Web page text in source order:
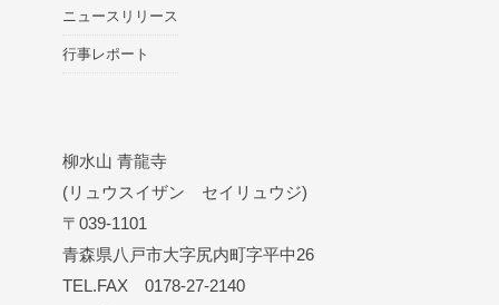
ニュースリリース
行事レポート
柳水山 青龍寺
(リュウスイザン セイリュウジ)
〒039-1101
青森県八戸市大字尻内町字平中26
TEL.FAX 0178-27-2140